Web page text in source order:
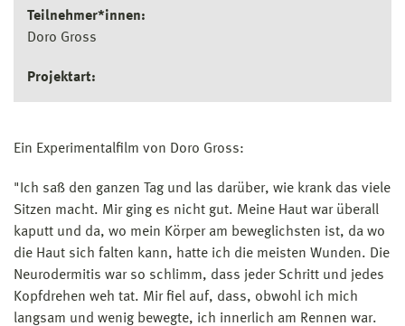
Teilnehmer*innen:
Doro Gross
Projektart:
Ein Experimentalfilm von Doro Gross:
"Ich saß den ganzen Tag und las darüber, wie krank das viele
Sitzen macht. Mir ging es nicht gut. Meine Haut war überall
kaputt und da, wo mein Körper am beweglichsten ist, da wo
die Haut sich falten kann, hatte ich die meisten Wunden. Die
Neurodermitis war so schlimm, dass jeder Schritt und jedes
Kopfdrehen weh tat. Mir fiel auf, dass, obwohl ich mich
langsam und wenig bewegte, ich innerlich am Rennen war.